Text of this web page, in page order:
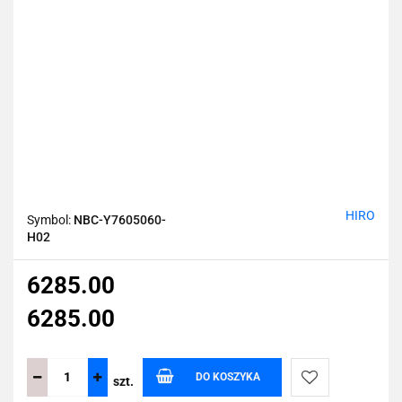
Symbol: NBC-Y7605060-
H02
HIRO
6285.00
6285.00
szt. DO KOSZYKA